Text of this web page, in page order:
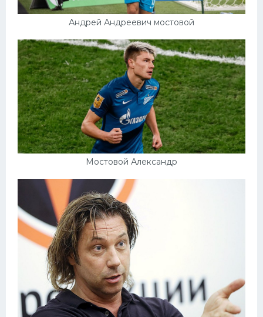
Андрей Андреевич мостовой
Мостовой Александр